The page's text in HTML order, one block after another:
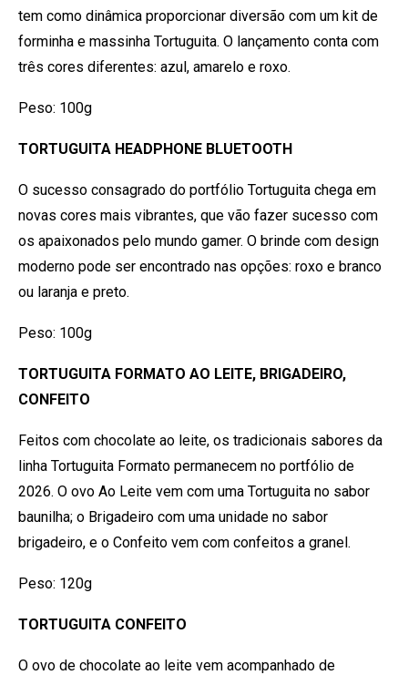
tem como dinâmica proporcionar diversão com um kit de
forminha e massinha Tortuguita. O lançamento conta com
três cores diferentes: azul, amarelo e roxo.
Peso: 100g
TORTUGUITA HEADPHONE BLUETOOTH
O sucesso consagrado do portfólio Tortuguita chega em
novas cores mais vibrantes, que vão fazer sucesso com
os apaixonados pelo mundo gamer. O brinde com design
moderno pode ser encontrado nas opções: roxo e branco
ou laranja e preto.
Peso: 100g
TORTUGUITA FORMATO AO LEITE, BRIGADEIRO,
CONFEITO
Feitos com chocolate ao leite, os tradicionais sabores da
linha Tortuguita Formato permanecem no portfólio de
2026. O ovo Ao Leite vem com uma Tortuguita no sabor
baunilha; o Brigadeiro com uma unidade no sabor
brigadeiro, e o Confeito vem com confeitos a granel.
Peso: 120g
TORTUGUITA CONFEITO
O ovo de chocolate ao leite vem acompanhado de